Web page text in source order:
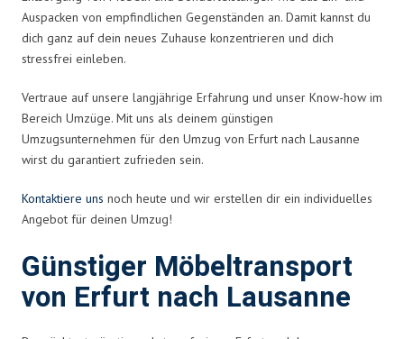
Auspacken von empfindlichen Gegenständen an. Damit kannst du
dich ganz auf dein neues Zuhause konzentrieren und dich
stressfrei einleben.
Vertraue auf unsere langjährige Erfahrung und unser Know-how im
Bereich Umzüge. Mit uns als deinem günstigen
Umzugsunternehmen für den Umzug von Erfurt nach Lausanne
wirst du garantiert zufrieden sein.
Kontaktiere uns noch heute und wir erstellen dir ein individuelles
Angebot für deinen Umzug!
Günstiger Möbeltransport
von Erfurt nach Lausanne